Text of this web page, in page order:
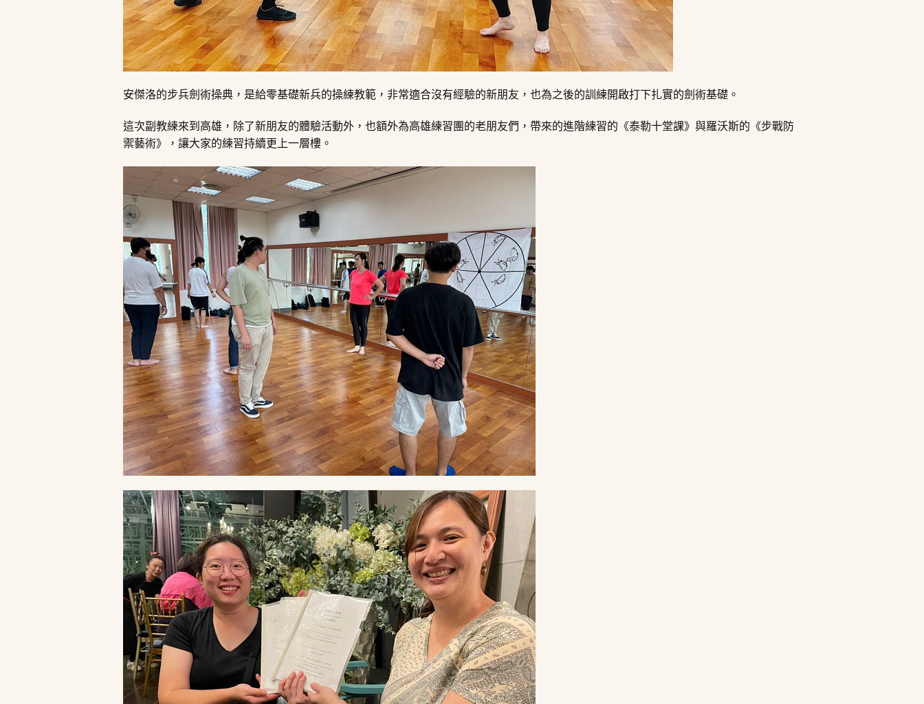
安傑洛的步兵劍術操典，是給零基礎新兵的操練教範，非常適合沒有經驗的新朋友，也為之後的訓練開啟打下扎實的劍術基礎。
這次副教練來到高雄，除了新朋友的體驗活動外，也額外為高雄練習團的老朋友們，帶來的進階練習的《泰勒十堂課》與羅沃斯的《步戰防
禦藝術》，讓大家的練習持續更上一層樓。